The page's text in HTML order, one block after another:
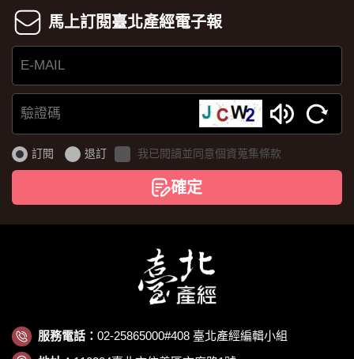
馬上訂閱臺北產經電子報
E-
MAIL
證
碼
訂閱 退訂 我已閱讀並同意個資蒐集條款
確定
服務電話： 02-25865000#408 臺北產經編輯小組